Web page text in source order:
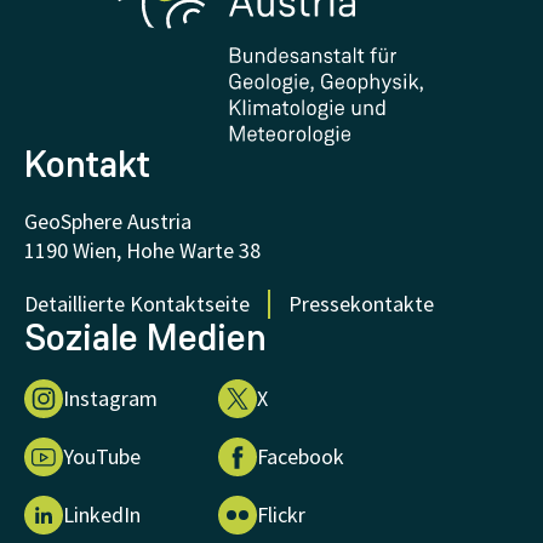
Zertifikate und Auszeichnungen
FAQ - Häufig gestellte Fragen
Forschung unterstützen
Kontakt
GeoSphere Austria
1190 Wien, Hohe Warte 38
Detaillierte Kontaktseite
Pressekontakte
Soziale Medien
Instagram X
YouTube Facebook
LinkedIn Flickr